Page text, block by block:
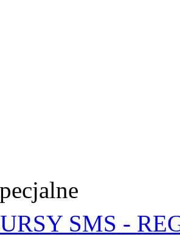
SMS -